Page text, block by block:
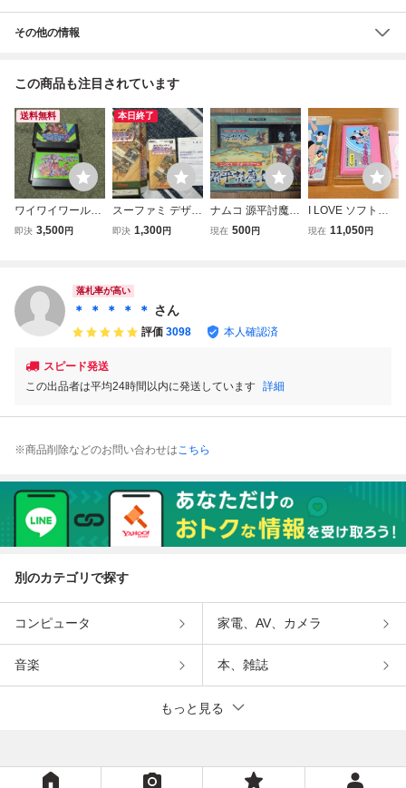
その他の情報
この商品も注目されています
送料無料
ワイワイワールド
ワイワイワールド
即決 3,500円
本日終了
スーファミ デザエ
モン 箱 説明書 ハ
即決 1,300円
ナムコ 源平討魔伝
ファミコンソフト
現在 500円
I LOVE ソフトボ
ール 箱/説明書付
現在 11,050円
落札率が高い
＊ ＊ ＊ ＊ ＊ さん
評価 3098 本人確認済
スピード発送
この出品者は平均24時間以内に発送しています 詳細
※商品削除などのお問い合わせはこちら
別のカテゴリで探す
コンピュータ 家電、AV、カメラ
音楽 本、雑誌
もっと見る